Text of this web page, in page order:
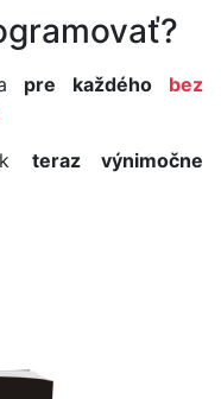
pre každého
bez
teraz výnimočne